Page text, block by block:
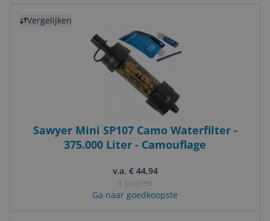
Vergelijken
Sawyer Mini SP107 Camo Waterfilter -
375.000 Liter - Camouflage
v.a. € 44,94
3 prijzen
Ga naar goedkoopste